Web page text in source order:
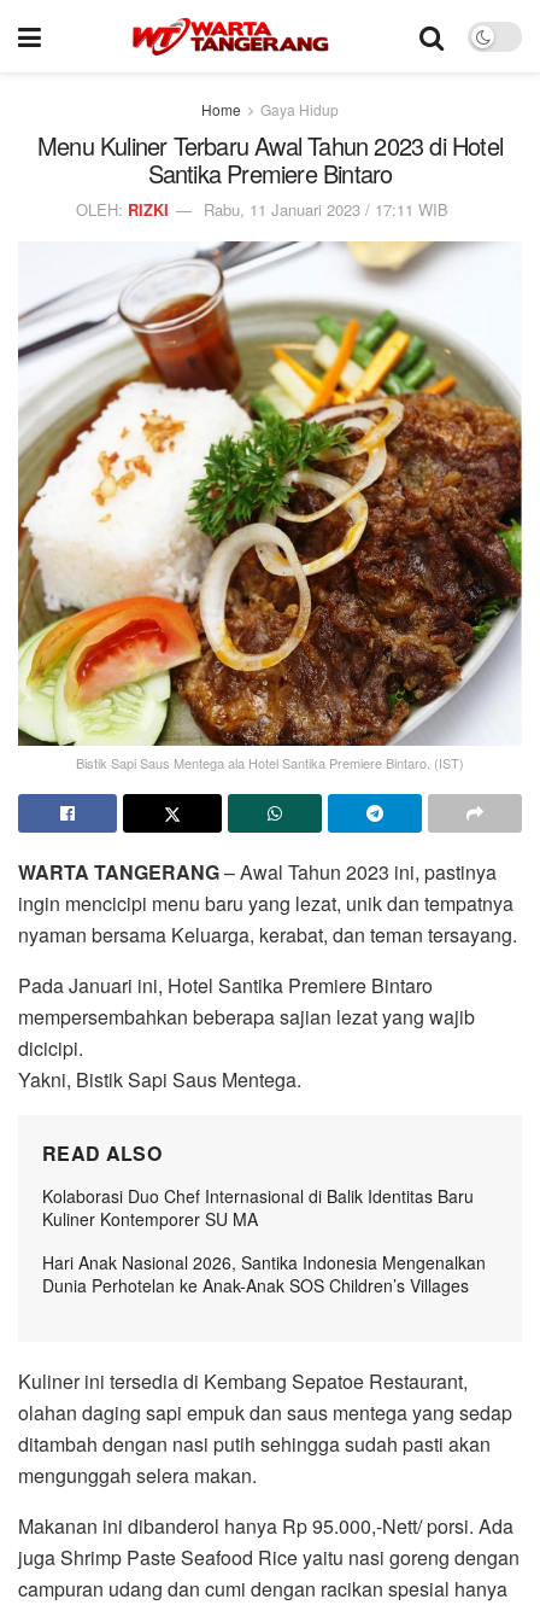
Home Gaya Hidup
Menu Kuliner Terbaru Awal Tahun 2023 di Hotel
Santika Premiere Bintaro
OLEH: RIZKI Rabu, 11 Januari 2023 / 17:11 WIB
Bistik Sapi Saus Mentega ala Hotel Santika Premiere Bintaro. (IST)
WARTA TANGERANG– Awal Tahun 2023 ini, pastinya
ingin mencicipi menu baru yang lezat, unik dan tempatnya
nyaman bersama Keluarga, kerabat, dan teman tersayang.
Pada Januari ini, Hotel Santika Premiere Bintaro
mempersembahkan beberapa sajian lezat yang wajib
dicicipi.
Yakni, Bistik Sapi Saus Mentega.
READ ALSO
Kolaborasi Duo Chef Internasional di Balik Identitas Baru
Kuliner Kontemporer SU MA
Hari Anak Nasional 2026, Santika Indonesia Mengenalkan
Dunia Perhotelan ke Anak-Anak SOS Children’s Villages
Kuliner ini tersedia di Kembang Sepatoe Restaurant,
olahan daging sapi empuk dan saus mentega yang sedap
ditambah dengan nasi putih sehingga sudah pasti akan
mengunggah selera makan.
Makanan ini dibanderol hanya Rp 95.000,-Nett/ porsi. Ada
juga Shrimp Paste Seafood Rice yaitu nasi goreng dengan
campuran udang dan cumi dengan racikan spesial hanya